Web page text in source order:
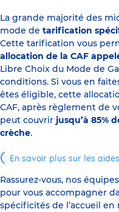
La grande majorité des
mode de tarification
Cette tarification vous
allocation de la CAF
Libre Choix du Mode de
conditions. Si vous en
êtes éligible, cette
CAF, après règlement de
peut couvrir jusqu’à 85%
crèche.
En savoir plus sur les
Rassurez-vous, nos
pour vous accompagner
spécificités de l’accueil